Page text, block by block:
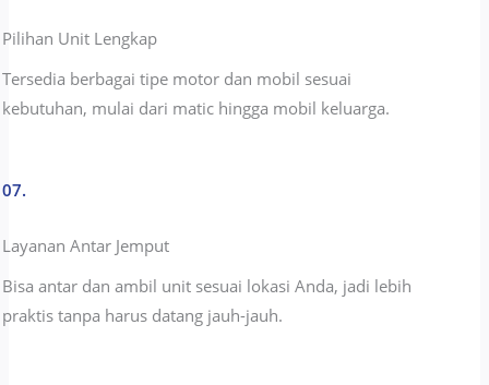
Pilihan Unit Lengkap
Tersedia berbagai tipe motor dan mobil sesuai
kebutuhan, mulai dari matic hingga mobil keluarga.
07.
Layanan Antar Jemput
Bisa antar dan ambil unit sesuai lokasi Anda, jadi lebih
praktis tanpa harus datang jauh-jauh.